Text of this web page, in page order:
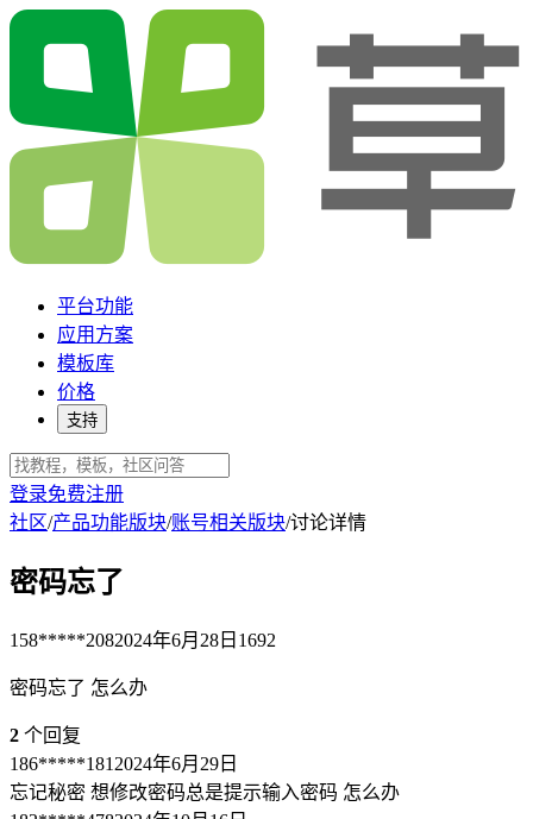
平台功能
应用方案
模板库
价格
支持
登录免费注册
社区/产品功能版块/账号相关版块/讨论详情
密码忘了
158*****2082024年6月28日 1692
密码忘了 怎么办
2 个回复
186*****181 2024年6月29日
忘记秘密 想修改密码总是提示输入密码 怎么办